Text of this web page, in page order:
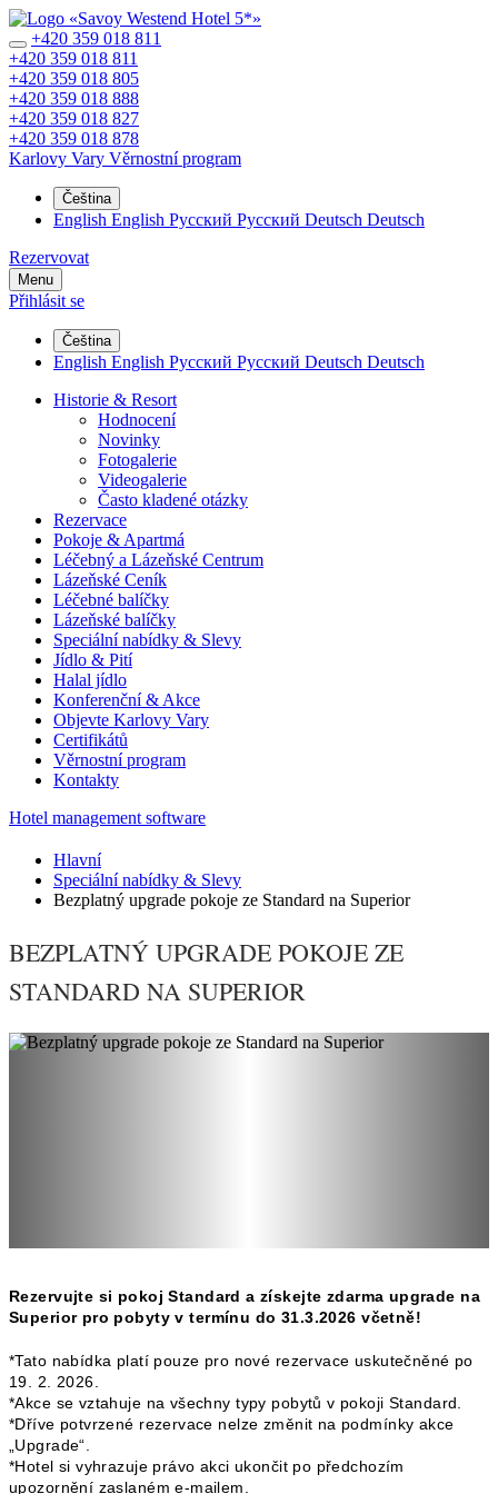
+420 359 018 811
+420 359 018 811
+420 359 018 805
+420 359 018 888
+420 359 018 827
+420 359 018 878
Karlovy Vary Věrnostní program
Čeština
English English Русский Русский Deutsch Deutsch
Rezervovat
Menu
Přihlásit se
Čeština
English English Русский Русский Deutsch Deutsch
Historie & Resort
Hodnocení
Novinky
Fotogalerie
Videogalerie
Často kladené otázky
Rezervace
Pokoje & Apartmá
Léčebný a Lázeňské Centrum
Lázeňské Ceník
Léčebné balíčky
Lázeňské balíčky
Speciální nabídky & Slevy
Jídlo & Pití
Halal jídlo
Konferenční & Akce
Objevte Karlovy Vary
Certifikátů
Věrnostní program
Kontakty
Hotel management software
Hlavní
Speciální nabídky & Slevy
Bezplatný upgrade pokoje ze Standard na Superior
BEZPLATNÝ UPGRADE POKOJE ZE
STANDARD NA SUPERIOR
Rezervujte si pokoj Standard a získejte zdarma upgrade na
Superiorpro pobyty v termínu do 31.3.2026 včetně!
*Tato nabídka platí pouze pro nové rezervace uskutečněné po
19. 2. 2026.
*Akce se vztahuje na všechny typy pobytů v pokoji Standard.
*Dříve potvrzené rezervace nelze změnit na podmínky akce
„Upgrade“.
*Hotel si vyhrazuje právo akci ukončit po předchozím
upozornění zaslaném e-mailem.